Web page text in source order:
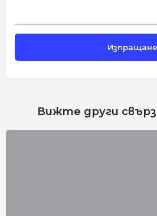
Вижте други